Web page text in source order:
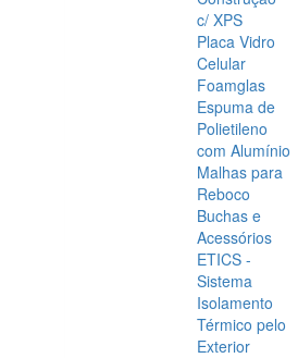
c/ XPS
Placa Vidro
Celular
Foamglas
Espuma de
Polietileno
com Alumínio
Malhas para
Reboco
Buchas e
Acessórios
ETICS -
Sistema
Isolamento
Térmico pelo
Exterior